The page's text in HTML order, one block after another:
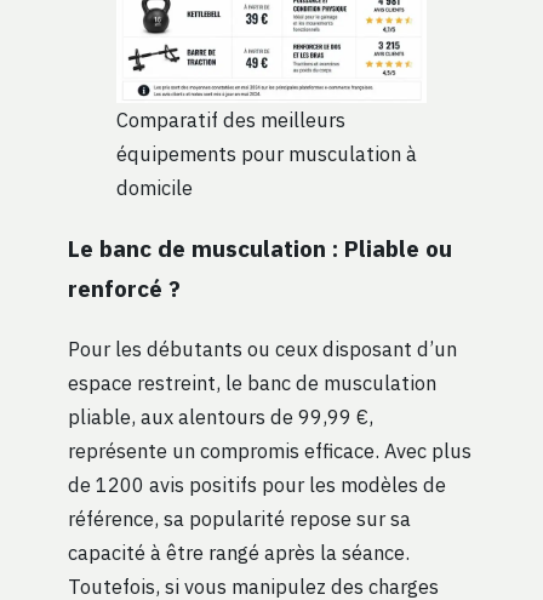
Comparatif des meilleurs
équipements pour musculation à
domicile
Le banc de musculation : Pliable ou
renforcé ?
Pour les débutants ou ceux disposant d’un
espace restreint, le banc de musculation
pliable, aux alentours de 99,99 €,
représente un compromis efficace. Avec plus
de 1200 avis positifs pour les modèles de
référence, sa popularité repose sur sa
capacité à être rangé après la séance.
Toutefois, si vous manipulez des charges